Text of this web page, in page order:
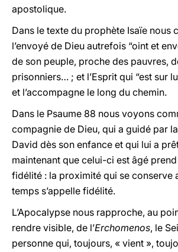
apostolique.
Dans le texte du prophète Isaïe nous
l’envoyé de Dieu autrefois “oint et
de son peuple, proche des pauvres,
prisonniers… ; et l’Esprit qui “est sur
et l’accompagne le long du chemin.
Dans le Psaume 88 nous voyons
compagnie de Dieu, qui a guidé par
David dès son enfance et qui lui a
maintenant que celui-ci est âgé
fidélité : la proximité qui se conserve
temps s’appelle fidélité.
L’Apocalypse nous rapproche, au
rendre visible, de l’Erchomenos, le
personne qui, toujours, « vient »,